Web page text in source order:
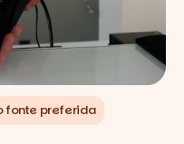
fonte preferida